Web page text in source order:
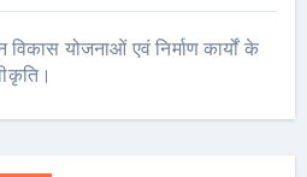
विकास योजनाओं एवं निर्माण कार्यों के